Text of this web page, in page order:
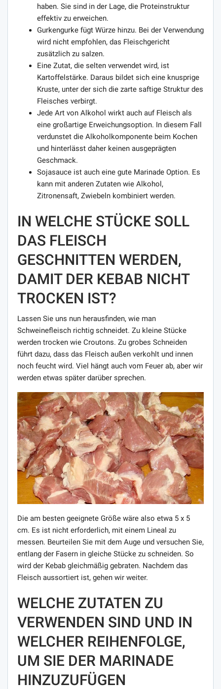
haben. Sie sind in der Lage, die Proteinstruktur
effektiv zu erweichen.
Gurkengurke fügt Würze hinzu. Bei der Verwendung
wird nicht empfohlen, das Fleischgericht
zusätzlich zu salzen.
Eine Zutat, die selten verwendet wird, ist
Kartoffelstärke. Daraus bildet sich eine knusprige
Kruste, unter der sich die zarte saftige Struktur des
Fleisches verbirgt.
Jede Art von Alkohol wirkt auch auf Fleisch als
eine großartige Erweichungsoption. In diesem Fall
verdunstet die Alkoholkomponente beim Kochen
und hinterlässt daher keinen ausgeprägten
Geschmack.
Sojasauce ist auch eine gute Marinade Option. Es
kann mit anderen Zutaten wie Alkohol,
Zitronensaft, Zwiebeln kombiniert werden.
IN WELCHE STÜCKE SOLL
DAS FLEISCH
GESCHNITTEN WERDEN,
DAMIT DER KEBAB NICHT
TROCKEN IST?
Lassen Sie uns nun herausfinden, wie man
Schweinefleisch richtig schneidet. Zu kleine Stücke
werden trocken wie Croutons. Zu grobes Schneiden
führt dazu, dass das Fleisch außen verkohlt und innen
noch feucht wird. Viel hängt auch vom Feuer ab, aber wir
werden etwas später darüber sprechen.
Die am besten geeignete Größe wäre also etwa 5 x 5
cm. Es ist nicht erforderlich, mit einem Lineal zu
messen. Beurteilen Sie mit dem Auge und versuchen Sie,
entlang der Fasern in gleiche Stücke zu schneiden. So
wird der Kebab gleichmäßig gebraten. Nachdem das
Fleisch aussortiert ist, gehen wir weiter.
WELCHE ZUTATEN ZU
VERWENDEN SIND UND IN
WELCHER REIHENFOLGE,
UM SIE DER MARINADE
HINZUZUFÜGEN